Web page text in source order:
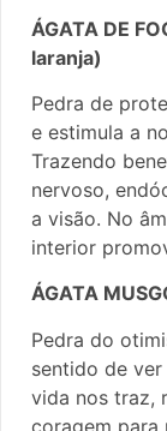
ÁGATA DE
laranja)
Pedra de
e estimula a
Trazendo
nervoso,
a visão. No
interior
ÁGATA
Pedra do
sentido de ver
vida nos traz,
coragem para